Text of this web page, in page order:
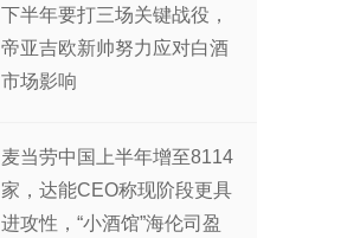
下半年要打三场关键战役，
帝亚吉欧新帅努力应对白酒
市场影响
麦当劳中国上半年增至8114
家，达能CEO称现阶段更具
进攻性，“小酒馆”海伦司盈